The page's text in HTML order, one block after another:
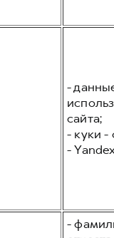
-
сайта;
- куки -
-
-